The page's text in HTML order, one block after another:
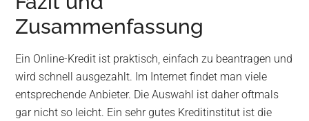
Zusammenfassung
Ein Online-Kredit ist praktisch, einfach zu beantragen und
wird schnell ausgezahlt. Im Internet findet man viele
entsprechende Anbieter. Die Auswahl ist daher oftmals
gar nicht so leicht. Ein sehr gutes Kreditinstitut ist die